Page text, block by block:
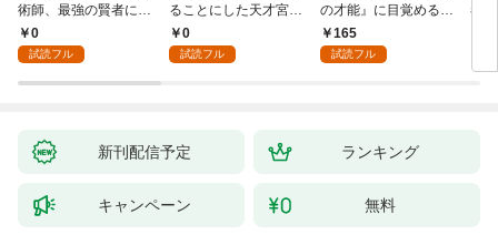
術師、最強の賢者にな
る～不人気の支援魔術
師は給料泥棒だと魔術
が、出世した元教え子
0
試読フル
ることにした天才宮廷
魔術師～辺境の地でス
ローライフを夢見る
0
試読フル
の才能』に目覚める
(話売り) #1
165
試読フル
者
新刊配信予定 ランキング
キャンペーン 無料